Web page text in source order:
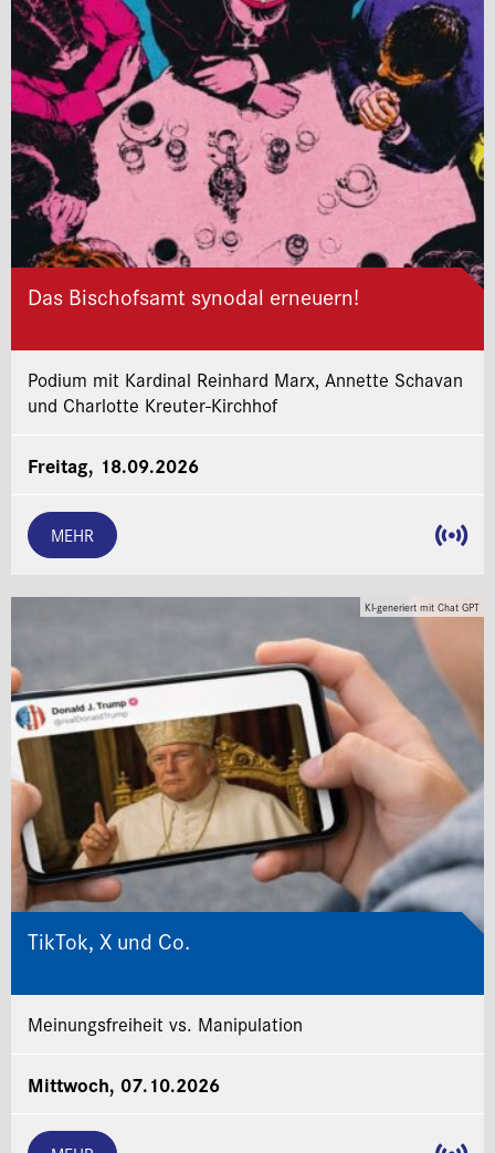
Das Bischofsamt synodal erneuern!
Podium mit Kardinal Reinhard Marx, Annette Schavan
und Charlotte Kreuter-Kirchhof
Freitag, 18.09.2026
MEHR
KI-generiert mit Chat GPT
TikTok, X und Co.
Meinungsfreiheit vs. Manipulation
Mittwoch, 07.10.2026